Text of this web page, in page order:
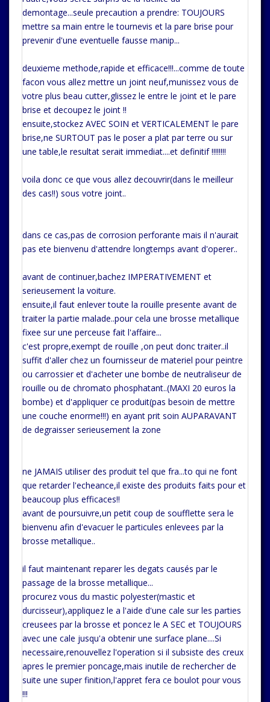
demontage...seule precaution a prendre: TOUJOURS
mettre sa main entre le tournevis et la pare brise pour
prevenir d'une eventuelle fausse manip...
deuxieme methode,rapide et efficace!!!...comme de toute
facon vous allez mettre un joint neuf,munissez vous de
votre plus beau cutter,glissez le entre le joint et le pare
brise et decoupez le joint !!
ensuite,stockez AVEC SOIN et VERTICALEMENT le pare
brise,ne SURTOUT pas le poser a plat par terre ou sur
une table,le resultat serait immediat....et definitif !!!!!!!!
voila donc ce que vous allez decouvrir(dans le meilleur
des cas!!) sous votre joint..
dans ce cas,pas de corrosion perforante mais il n'aurait
pas ete bienvenu d'attendre longtemps avant d'operer..
avant de continuer,bachez IMPERATIVEMENT et
serieusement la voiture.
ensuite,il faut enlever toute la rouille presente avant de
traiter la partie malade..pour cela une brosse metallique
fixee sur une perceuse fait l'affaire...
c'est propre,exempt de rouille ,on peut donc traiter..il
suffit d'aller chez un fournisseur de materiel pour peintre
ou carrossier et d'acheter une bombe de neutraliseur de
rouille ou de chromato phosphatant..(MAXI 20 euros la
bombe) et d'appliquer ce produit(pas besoin de mettre
une couche enorme!!!) en ayant prit soin AUPARAVANT
de degraisser serieusement la zone
ne JAMAIS utiliser des produit tel que fra...to qui ne font
que retarder l'echeance,il existe des produits faits pour et
beaucoup plus efficaces!!
avant de poursuivre,un petit coup de soufflette sera le
bienvenu afin d'evacuer le particules enlevees par la
brosse metallique..
il faut maintenant reparer les degats causés par le
passage de la brosse metallique...
procurez vous du mastic polyester(mastic et
durcisseur),appliquez le a l'aide d'une cale sur les parties
creusees par la brosse et poncez le A SEC et TOUJOURS
avec une cale jusqu'a obtenir une surface plane....Si
necessaire,renouvellez l'operation si il subsiste des creux
apres le premier poncage,mais inutile de rechercher de
suite une super finition,l'appret fera ce boulot pour vous
!!!